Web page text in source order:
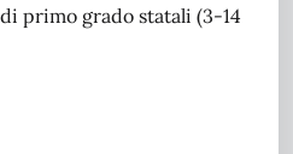
primo grado statali (3-14